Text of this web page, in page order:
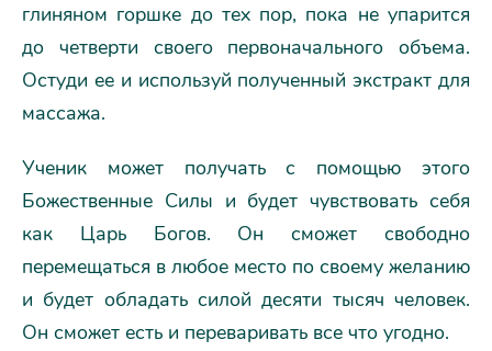
глиняном горшке до тех пор, пока не упарится
до четверти своего первоначального объема.
Остуди ее и используй полученный экстракт для
массажа.
Ученик может получать с помощью этого
Божественные Силы и будет чувствовать себя
как Царь Богов. Он сможет свободно
перемещаться в любое место по своему желанию
и будет обладать силой десяти тысяч человек.
Он сможет есть и переваривать все что угодно.